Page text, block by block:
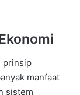
prinsip
manfaat
sistem